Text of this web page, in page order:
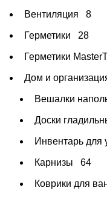
Вентиляция 8
Герметики 28
Герметики
Дом и
Вешалки
Доски
Инвентарь для
Карнизы 64
Коврики для